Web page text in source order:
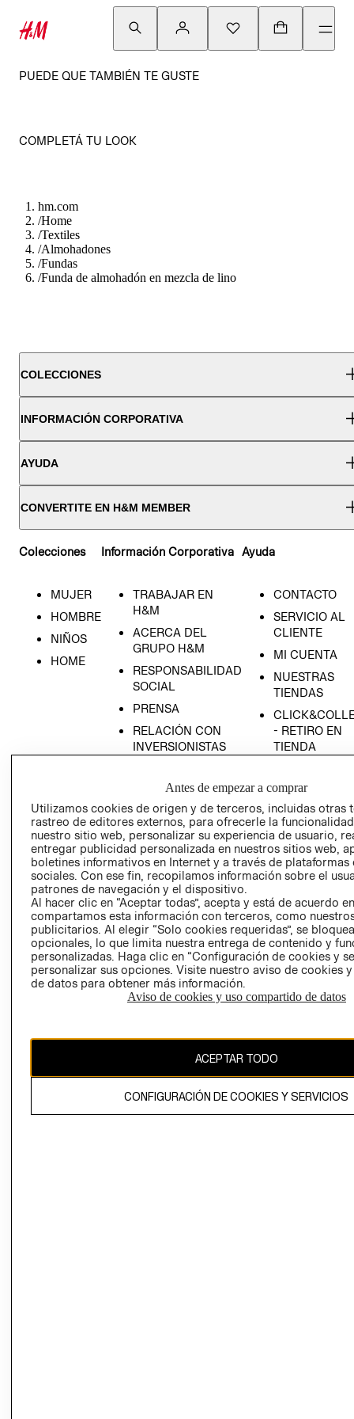
PUEDE QUE TAMBIÉN TE GUSTE
COMPLETÁ TU LOOK
hm.com
/Home
/Textiles
/Almohadones
/Fundas
/Funda de almohadón en mezcla de lino
COLECCIONES
INFORMACIÓN CORPORATIVA
AYUDA
CONVERTITE EN H&M MEMBER
Colecciones
MUJER
HOMBRE
NIÑOS
HOME
Información Corporativa
TRABAJAR EN
H&M
ACERCA DEL
GRUPO H&M
RESPONSABILIDAD
SOCIAL
PRENSA
RELACIÓN CON
INVERSIONISTAS
EMPRESARIAL
Ayuda
CONTACTO
SERVICIO AL
CLIENTE
MI CUENTA
NUESTRAS
TIENDAS
- RETIRO EN
TIENDA
CONDICIONES
AVISO DE
PRIVACIDAD
GIFT CARD
AVISO DE
COOKIES
Uruguay ($U)
El contenido de esta página web está protegido por copyright y es
propiedad de H&M Hennes & Mauritz AB.
Antes de empezar a comprar
Utilizamos cookies de origen y de terceros, incluidas otras
rastreo de editores externos, para ofrecerle la
nuestro sitio web, personalizar su experiencia de usuario,
entregar publicidad personalizada en nuestros sitios web,
boletines informativos en Internet y a través de plataformas
sociales. Con ese fin, recopilamos información sobre el
patrones de navegación y el dispositivo.
Al hacer clic en “Aceptar todas”, acepta y está de acuerdo
compartamos esta información con terceros, como
publicitarios. Al elegir “Solo cookies requeridas”, se
opcionales, lo que limita nuestra entrega de contenido y
personalizadas. Haga clic en “Configuración de cookies y
personalizar sus opciones. Visite nuestro aviso de cookies
de datos para obtener más información.
Aviso de cookies y uso compartido de datos
ACEPTAR TODO
CONFIGURACIÓN DE COOKIES Y SERVICIOS